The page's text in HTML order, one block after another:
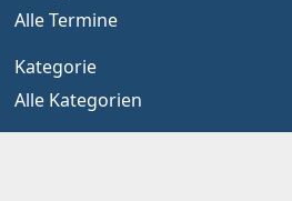
Alle Termine
Kategorie
Alle Kategorien